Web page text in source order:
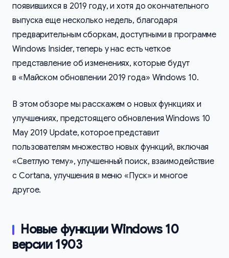
появившихся в 2019 году, и хотя до окончательного
выпуска еще несколько недель, благодаря
предварительным сборкам, доступными в программе
Windows Insider, теперь у нас есть четкое
представление об изменениях, которые будут
в «Майском обновлении 2019 года» Windows 10.
В этом обзоре мы расскажем о новых функциях и
улучшениях, предстоящего обновления Windows 10
May 2019 Update, которое представит
пользователям множество новых функций, включая
«Светлую тему», улучшенный поиск, взаимодействие
с Cortana, улучшения в меню «Пуск» и многое
другое.
Новые функции Windows 10
версии 1903